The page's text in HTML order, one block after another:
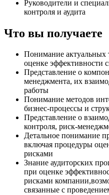
Руководители и
контроля и аудита
Что вы получаете
Понимание актуальных
оценке эффективности
Представление о
менеджмента, их
работы
Понимание методов
бизнес-процессы и
Представление о
контроля, риск-
Детальное понимание
включая процедуры
рисками
Знание аудиторских
при оценке
рисками
связанные с